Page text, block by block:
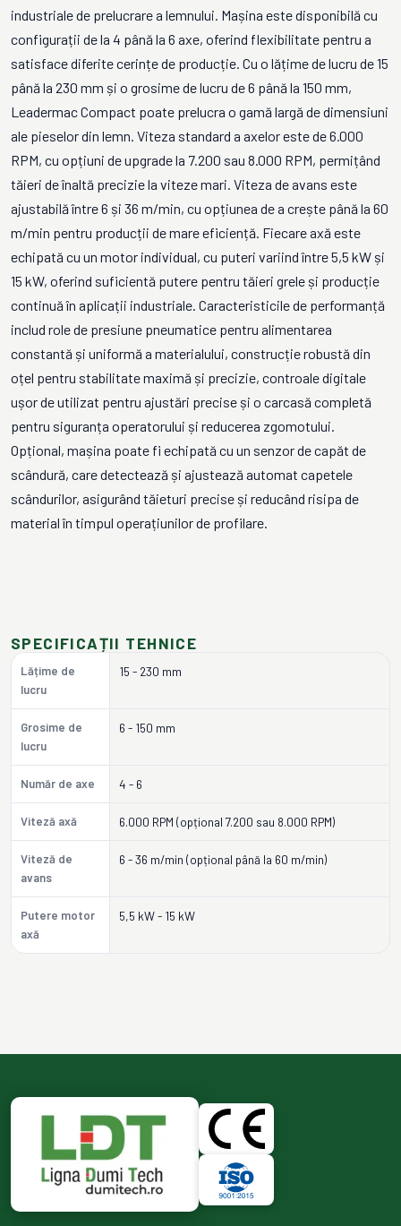
industriale de prelucrare a lemnului. Mașina este disponibilă cu
configurații de la 4 până la 6 axe, oferind flexibilitate pentru a
satisface diferite cerințe de producție. Cu o lățime de lucru de 15
până la 230 mm și o grosime de lucru de 6 până la 150 mm,
Leadermac Compact poate prelucra o gamă largă de dimensiuni
ale pieselor din lemn. Viteza standard a axelor este de 6.000
RPM, cu opțiuni de upgrade la 7.200 sau 8.000 RPM, permițând
tăieri de înaltă precizie la viteze mari. Viteza de avans este
ajustabilă între 6 și 36 m/min, cu opțiunea de a crește până la 60
m/min pentru producții de mare eficiență. Fiecare axă este
echipată cu un motor individual, cu puteri variind între 5,5 kW și
15 kW, oferind suficientă putere pentru tăieri grele și producție
continuă în aplicații industriale. Caracteristicile de performanță
includ role de presiune pneumatice pentru alimentarea
constantă și uniformă a materialului, construcție robustă din
oțel pentru stabilitate maximă și precizie, controale digitale
ușor de utilizat pentru ajustări precise și o carcasă completă
pentru siguranța operatorului și reducerea zgomotului.
Opțional, mașina poate fi echipată cu un senzor de capăt de
scândură, care detectează și ajustează automat capetele
scândurilor, asigurând tăieturi precise și reducând risipa de
material în timpul operațiunilor de profilare.
SPECIFICAȚII TEHNICE
Lățime de
lucru
15 - 230 mm
Grosime de
lucru
6 - 150 mm
Număr de axe 4 - 6
Viteză axă 6.000 RPM (opțional 7.200 sau 8.000 RPM)
Viteză de
avans
6 - 36 m/min (opțional până la 60 m/min)
Putere motor
axă
5,5 kW - 15 kW